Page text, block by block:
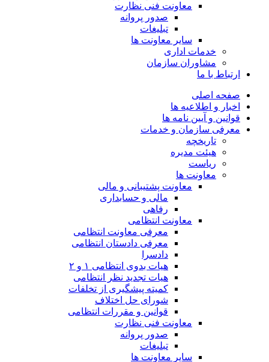
معاونت فنی نظارت
صدور پروانه
تبلیغات
سایر معاونت ها
خدمات اداری
مشاوران سازمان
ارتباط با ما
صفحه اصلی
اخبار و اطلاعیه ها
قوانین و آیین نامه ها
معرفی سازمان و خدمات
تاریخچه
هیئت مدیره
ریاست
معاونت ها
معاونت پشتیبانی و مالی
مالی و حسابداری
رفاهی
معاونت انتظامی
معرفی معاونت انتظامی
معرفی دادستان انتظامی
دادسرا
هیات بدوی انتظامی ۱ و ۲
هیات تجدید نظر انتظامی
کمیته پیشگیری از تخلفات
شورای حل اختلاف
قوانین و مقررات انتظامی
معاونت فنی نظارت
صدور پروانه
تبلیغات
سایر معاونت ها